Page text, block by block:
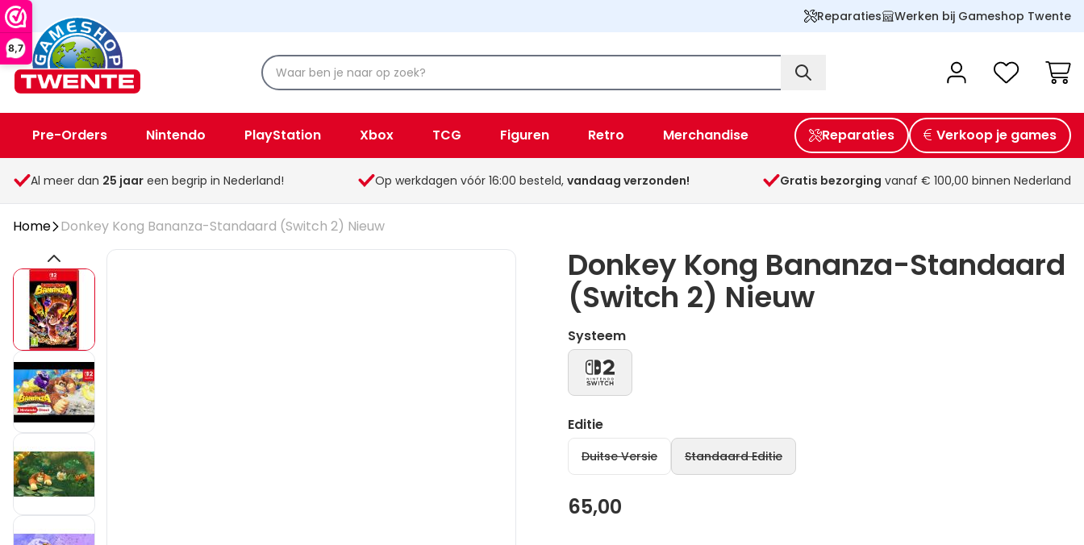
8,7
Reparaties Werken bij Gameshop Twente
Pre-Orders Nintendo PlayStation Xbox TCG Figuren Retro Merchandise
Spellen & Speelgoed Overige
Reparaties Verkoop je games
Al meer dan 25 jaar een begrip in Nederland! Op werkdagen vóór 16:00 besteld, vandaag verzonden! Gratis bezorging vanaf € 100,00 binnen Nederland
Home Donkey Kong Bananza-Standaard (Switch 2) Nieuw
Donkey Kong Bananza-Standaard
(Switch 2) Nieuw
Systeem
Editie
Duitse Versie Standaard Editie
65,00